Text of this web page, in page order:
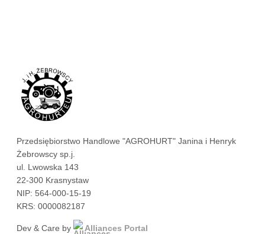
Przedsiębiorstwo Handlowe "AGROHURT" Janina i Henryk
Żebrowscy sp.j.
ul. Lwowska 143
22-300 Krasnystaw
NIP: 564-000-15-19
KRS: 0000082187
Dev & Care by Alliances Portal